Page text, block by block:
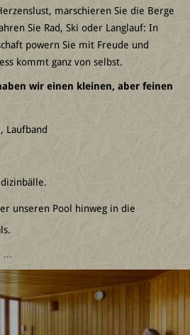
marschieren Sie die Berge
Sie Rad, Ski oder Langlauf: In
powern Sie mit Freude und
kommt ganz von selbst.
wir einen kleinen, aber feinen
Laufband
unseren Pool hinweg in die
...